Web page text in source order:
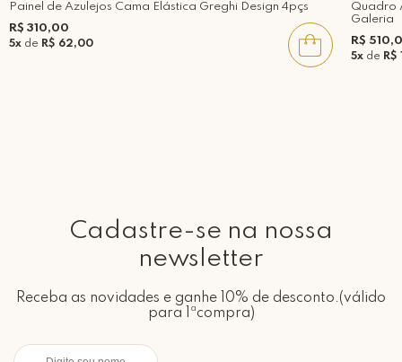
Painel de Azulejos Cama Elástica Greghi Design 4pçs
R$ 310,00
5x de R$ 62,00
Quadro
Galeria
R$
5xde R$
Cadastre-se na nossa
newsletter
Receba as novidades e ganhe 10% de desconto.(válido
para 1ªcompra)